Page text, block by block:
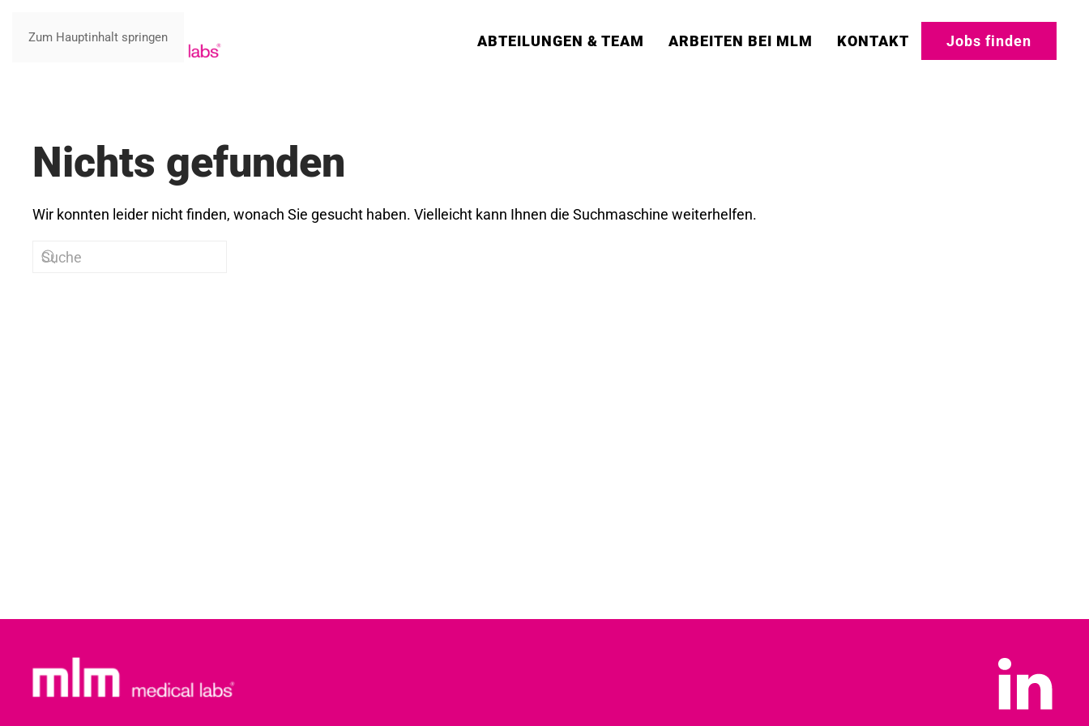
Zum Hauptinhalt springen ABTEILUNGEN & TEAM ARBEITEN BEI MLM KONTAKT Jobs finden
Nichts gefunden
Wir konnten leider nicht finden, wonach Sie gesucht haben. Vielleicht kann Ihnen die Suchmaschine weiterhelfen.